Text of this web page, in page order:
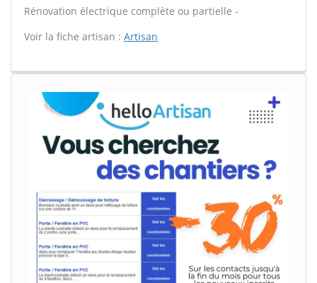
Rénovation électrique complète ou partielle -
Voir la fiche artisan : Artisan